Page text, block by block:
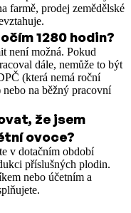
farmě, prodej zemědělské
1280 hodin?
není možná. Pokud
dále, nemůže to být
(která nemá roční
na běžný pracovní
že jsem
ovoce?
v dotačním období
příslušných plodin.
nebo účetním a